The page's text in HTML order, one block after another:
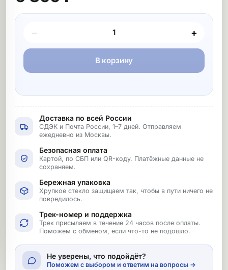
Покупка товара
− +
В корзину
Доставка по всей России
СДЭК и Почта России, 1–7 дней. Отправляем
ежедневно из Москвы.
Безопасная оплата
Картой, по СБП или QR-коду. Платёжные данные не
сохраняем.
Бережная упаковка
Хрупкое стекло защищаем так, чтобы в пути ничего не
повредилось.
Трек-номер и поддержка
Трек присылаем в течение 24 часов после оплаты.
Поможем с обменом, если что-то не подошло.
Не уверены, что подойдёт?
Поможем с выбором и ответим на вопросы →